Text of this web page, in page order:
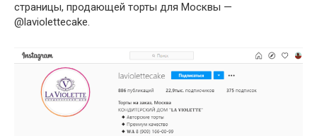
страницы, продающей торты для Москвы —
@laviolettecake.